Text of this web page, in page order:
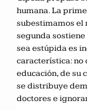
humana. La
subestimamos el
segunda
sea estúpida es
característica: no
educación, de su
se distribuye
doctores e